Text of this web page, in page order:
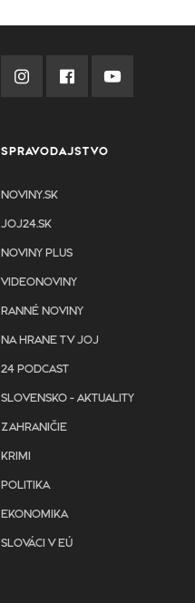
SPRAVODAJSTVO
NOVINY.SK
JOJ24.SK
NOVINY PLUS
VIDEONOVINY
RANNÉ NOVINY
NA HRANE TV JOJ
24 PODCAST
SLOVENSKO - AKTUALITY
ZAHRANIČIE
KRIMI
POLITIKA
EKONOMIKA
SLOVÁCI V EÚ